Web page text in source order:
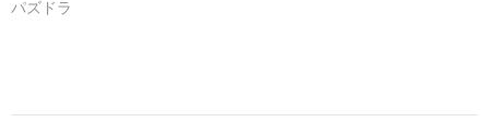
パズドラ